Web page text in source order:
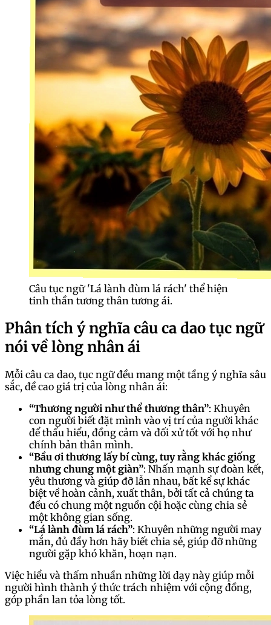
Câu tục ngữ 'Lá lành đùm lá rách' thể hiện
tinh thần tương thân tương ái.
Phân tích ý nghĩa câu ca dao tục ngữ
nói về lòng nhân ái
Mỗi câu ca dao, tục ngữ đều mang một tầng ý nghĩa sâu
sắc, đề cao giá trị của lòng nhân ái:
“Thương người như thể thương thân”: Khuyên
con người biết đặt mình vào vị trí của người khác
để thấu hiểu, đồng cảm và đối xử tốt với họ như
chính bản thân mình.
“Bầu ơi thương lấy bí cùng, tuy rằng khác giống
nhưng chung một giàn”: Nhấn mạnh sự đoàn kết,
yêu thương và giúp đỡ lẫn nhau, bất kể sự khác
biệt về hoàn cảnh, xuất thân, bởi tất cả chúng ta
đều có chung một nguồn cội hoặc cùng chia sẻ
một không gian sống.
“Lá lành đùm lá rách”: Khuyên những người may
mắn, đủ đầy hơn hãy biết chia sẻ, giúp đỡ những
người gặp khó khăn, hoạn nạn.
Việc hiểu và thấm nhuần những lời dạy này giúp mỗi
người hình thành ý thức trách nhiệm với cộng đồng,
góp phần lan tỏa lòng tốt.